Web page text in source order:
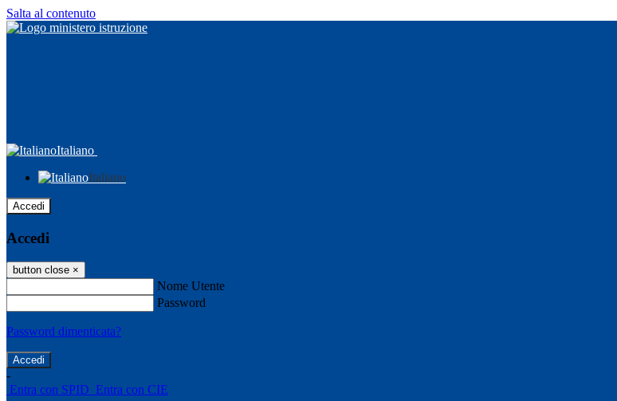
Salta al contenuto
Italiano
Italiano
Accedi
Accedi
button close ×
Nome Utente
Password
Password dimenticata?
-
Entra con SPID Entra con CIE